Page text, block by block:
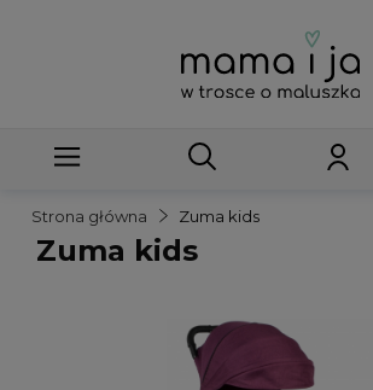
Strona główna Zuma kids
Zuma kids